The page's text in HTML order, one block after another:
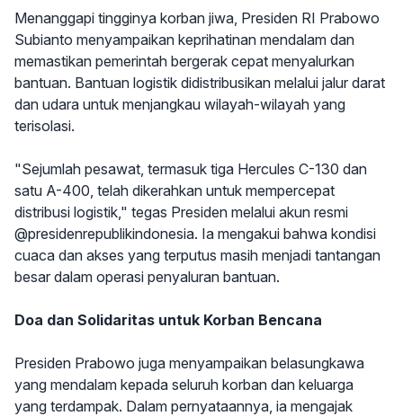
Menanggapi tingginya korban jiwa, Presiden RI Prabowo
Subianto menyampaikan keprihatinan mendalam dan
memastikan pemerintah bergerak cepat menyalurkan
bantuan. Bantuan logistik didistribusikan melalui jalur darat
dan udara untuk menjangkau wilayah-wilayah yang
terisolasi.
"Sejumlah pesawat, termasuk tiga Hercules C-130 dan
satu A-400, telah dikerahkan untuk mempercepat
distribusi logistik," tegas Presiden melalui akun resmi
@presidenrepublikindonesia. Ia mengakui bahwa kondisi
cuaca dan akses yang terputus masih menjadi tantangan
besar dalam operasi penyaluran bantuan.
Doa dan Solidaritas untuk Korban Bencana
Presiden Prabowo juga menyampaikan belasungkawa
yang mendalam kepada seluruh korban dan keluarga
yang terdampak. Dalam pernyataannya, ia mengajak